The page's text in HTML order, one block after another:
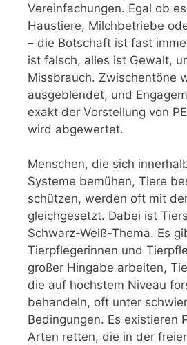
Vereinfachungen. Egal ob
Haustiere, Milchbetriebe
– die Botschaft ist fast
ist falsch, alles ist Gewalt,
Missbrauch. Zwischentöne
ausgeblendet, und
exakt der Vorstellung von
wird abgewertet.
Menschen, die sich
Systeme bemühen, Tiere
schützen, werden oft mit
gleichgesetzt. Dabei ist
Schwarz-Weiß-Thema. Es
Tierpflegerinnen und
großer Hingabe arbeiten,
die auf höchstem Niveau
behandeln, oft unter
Bedingungen. Es existieren
Arten retten, die in der